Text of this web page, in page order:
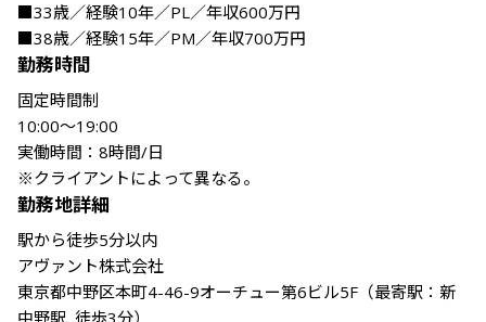
■33歳／経験10年／PL／年収600万円
■38歳／経験15年／PM／年収700万円
勤務時間
固定時間制
10:00～19:00
実働時間：8時間/日
※クライアントによって異なる。
勤務地詳細
駅から徒歩5分以内
アヴァント株式会社
東京都中野区本町4-46-9オーチュー第6ビル5F（最寄駅：新
中野駅 徒歩3分）